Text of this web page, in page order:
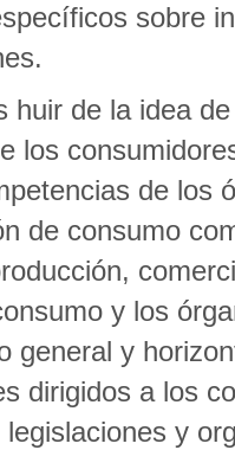
sobre
huir de la idea
los
de los
de consumo
y los
general y
dirigidos a los
y